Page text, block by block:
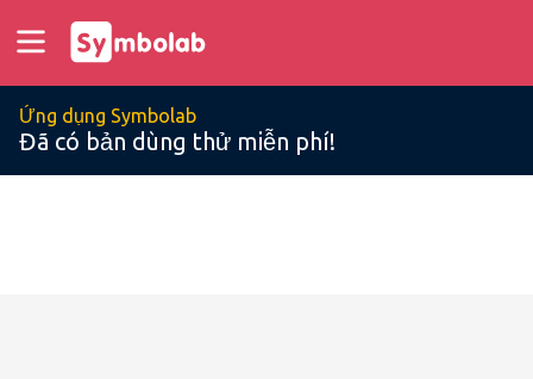
Ứng dụng Symbolab
Đã có bản dùng thử miễn phí!